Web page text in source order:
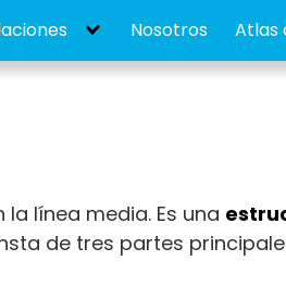
Nosotros Atlas
línea media. Es una
de tres partes